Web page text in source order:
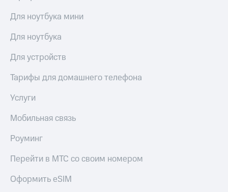
Для ноутбука мини
Для ноутбука
Для устройств
Тарифы для домашнего телефона
Услуги
Мобильная связь
Роуминг
Перейти в МТС со своим номером
Оформить eSIM